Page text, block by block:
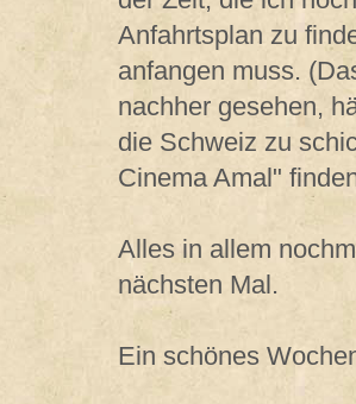
Anfahrtsplan zu
anfangen muss.
nachher gesehen,
die Schweiz zu
Cinema Amal"
Alles in allem
nächsten Mal.
Ein schönes